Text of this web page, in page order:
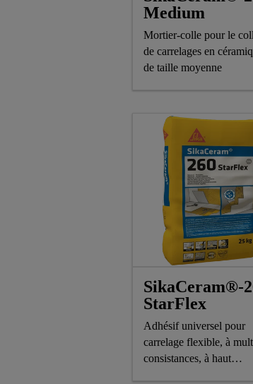
Medium
Mortier-colle pour le
de carrelages en
de taille moyenne
SikaCeram®-
StarFlex
Adhésif universel pour
carrelage flexible, à
consistances, à haut